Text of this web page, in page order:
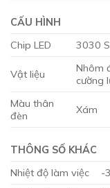
CẤU HÌNH
Chip LED
3030
Vật liệu
Nhôm
cường
Màu thân
đèn
Xám
THÔNG SỐ KHÁC
Nhiệt độ làm việc
-